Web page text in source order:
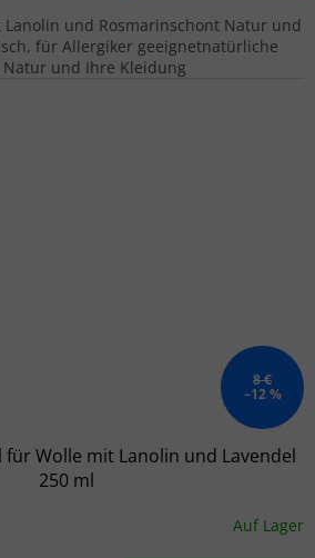
und Rosmarinschont Natur und
für Allergiker geeignetnatürliche
und Ihre Kleidung
8 €
–12 %
für Wolle mit Lanolin und Lavendel
250 ml
Auf Lager